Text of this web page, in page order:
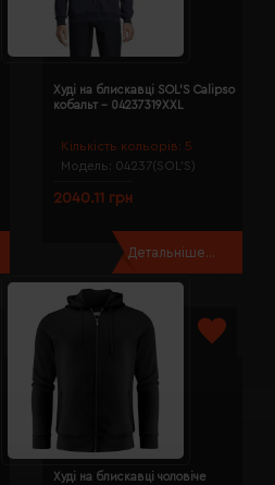
Кількість кольорів: 5
Модель: 04237(SOL’S)
Худі на блискавці SOL'S Calipso
кобальт - 04237319XXL
2040.11 грн
Детальніше...
Худі на блискавці чоловіче